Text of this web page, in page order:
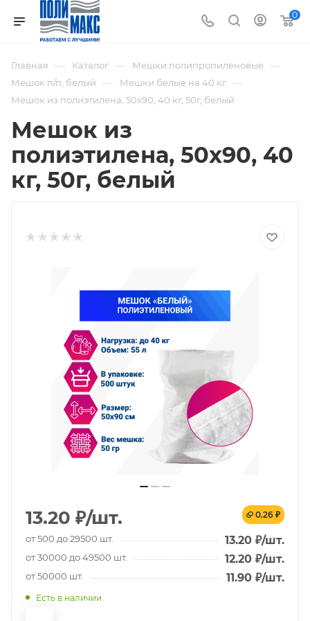
0
Главная — Каталог — Мешки полипропиленовые —
Мешок п/п, белый — Мешки белые на 40 кг —
Мешок из полиэтилена, 50x90, 40 кг, 50г, белый
Мешок из
полиэтилена, 50x90, 40
кг, 50г, белый
13.20 ₽/шт. 0.26 ₽
от 500 до 29500 шт. 13.20 ₽/шт.
от 30000 до 49500 шт. 12.20 ₽/шт.
от 50000 шт. 11.90 ₽/шт.
Есть в наличии